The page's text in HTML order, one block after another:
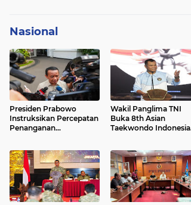
Nasional
Presiden Prabowo
Instruksikan Percepatan
Penanganan
BBM
Wakil Panglima TNI
Buka 8th Asian
Taekwondo Indonesia